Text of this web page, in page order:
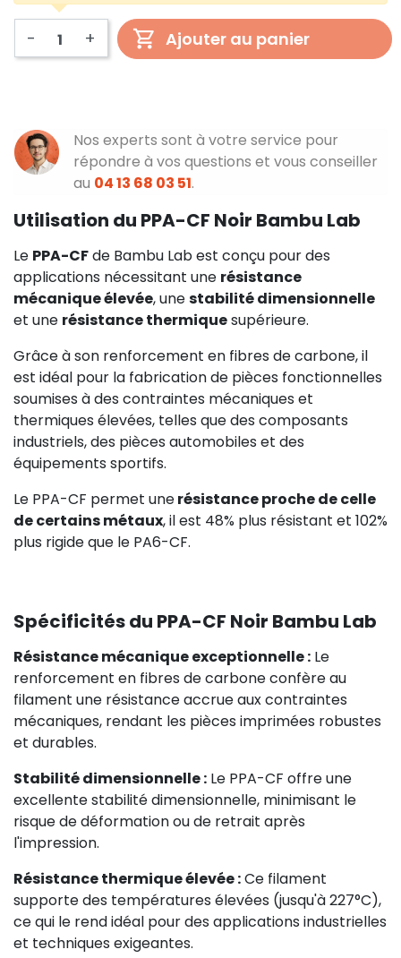
- + Ajouter au panier
Nos experts sont à votre service pour
répondre à vos questions et vous conseiller
au 04 13 68 03 51.
Utilisation du PPA-CF Noir Bambu Lab
Le PPA-CFde Bambu Lab est conçu pour des
applications nécessitant une résistance
mécanique élevée, unestabilité dimensionnelle
et une résistance thermiquesupérieure.
Grâce à son renforcement en fibres de carbone, il
est idéal pour la fabrication de pièces fonctionnelles
soumises à des contraintes mécaniques et
thermiques élevées, telles que des composants
industriels, des pièces automobiles et des
équipements sportifs.
Le PPA-CF permet unerésistance proche de celle
de certains métaux, il est 48% plus résistant et 102%
plus rigide que le PA6-CF.
Spécificités du PPA-CF Noir Bambu Lab
Résistance mécanique exceptionnelle : Le
renforcement en fibres de carbone confère au
filament une résistance accrue aux contraintes
mécaniques, rendant les pièces imprimées robustes
et durables.
Stabilité dimensionnelle : Le PPA-CF offre une
excellente stabilité dimensionnelle, minimisant le
risque de déformation ou de retrait après
l'impression.
Résistance thermique élevée :Ce filament
supporte des températures élevées (jusqu'à 227°C),
ce qui le rend idéal pour des applications industrielles
et techniques exigeantes.